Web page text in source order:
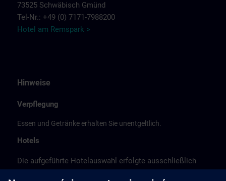
73525 Schwäbisch Gmünd
Tel-Nr.: +49 (0) 7171-7988200
Hotel am Remspark >
Hinweise
Verpflegung
Essen und Getränke erhalten Sie unentgeltlich.
Hotels
Die aufgeführte Hotelauswahl erfolgte ausschließlich